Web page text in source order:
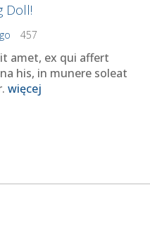
Doll!
457
amet, ex qui affert
his, in munere soleat
więcej